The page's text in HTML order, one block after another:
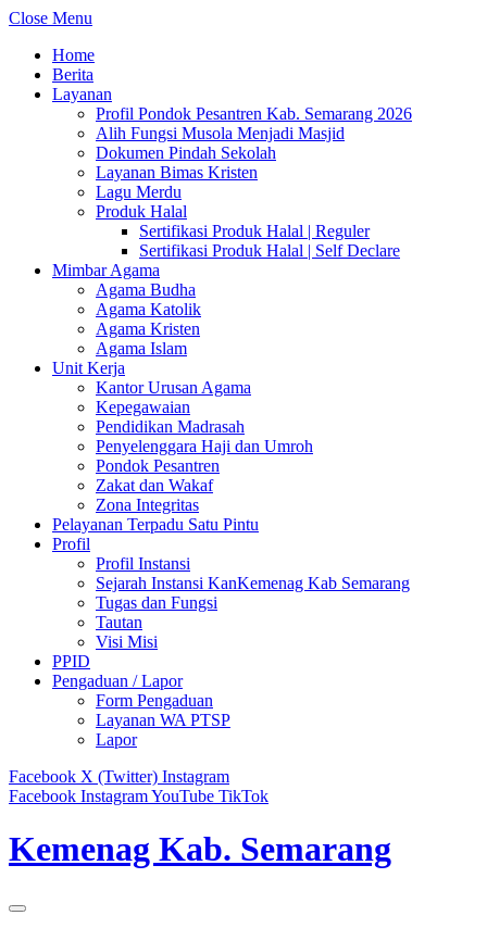
Close Menu
Home
Berita
Layanan
Profil Pondok Pesantren Kab. Semarang 2026
Alih Fungsi Musola Menjadi Masjid
Dokumen Pindah Sekolah
Layanan Bimas Kristen
Lagu Merdu
Produk Halal
Sertifikasi Produk Halal | Reguler
Sertifikasi Produk Halal | Self Declare
Mimbar Agama
Agama Budha
Agama Katolik
Agama Kristen
Agama Islam
Unit Kerja
Kantor Urusan Agama
Kepegawaian
Pendidikan Madrasah
Penyelenggara Haji dan Umroh
Pondok Pesantren
Zakat dan Wakaf
Zona Integritas
Pelayanan Terpadu Satu Pintu
Profil
Profil Instansi
Sejarah Instansi KanKemenag Kab Semarang
Tugas dan Fungsi
Tautan
Visi Misi
PPID
Pengaduan / Lapor
Form Pengaduan
Layanan WA PTSP
Lapor
Facebook X (Twitter) Instagram
Facebook InstagramYouTube TikTok
Kemenag Kab. Semarang